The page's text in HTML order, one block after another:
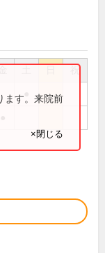
祝
ます。来院前
×閉じる